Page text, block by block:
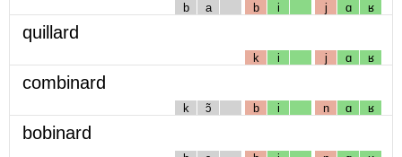
b a b i j ɑ ʁ
quillard
k i j ɑ ʁ
combinard
k ɔ̃ b i n ɑ ʁ
bobinard